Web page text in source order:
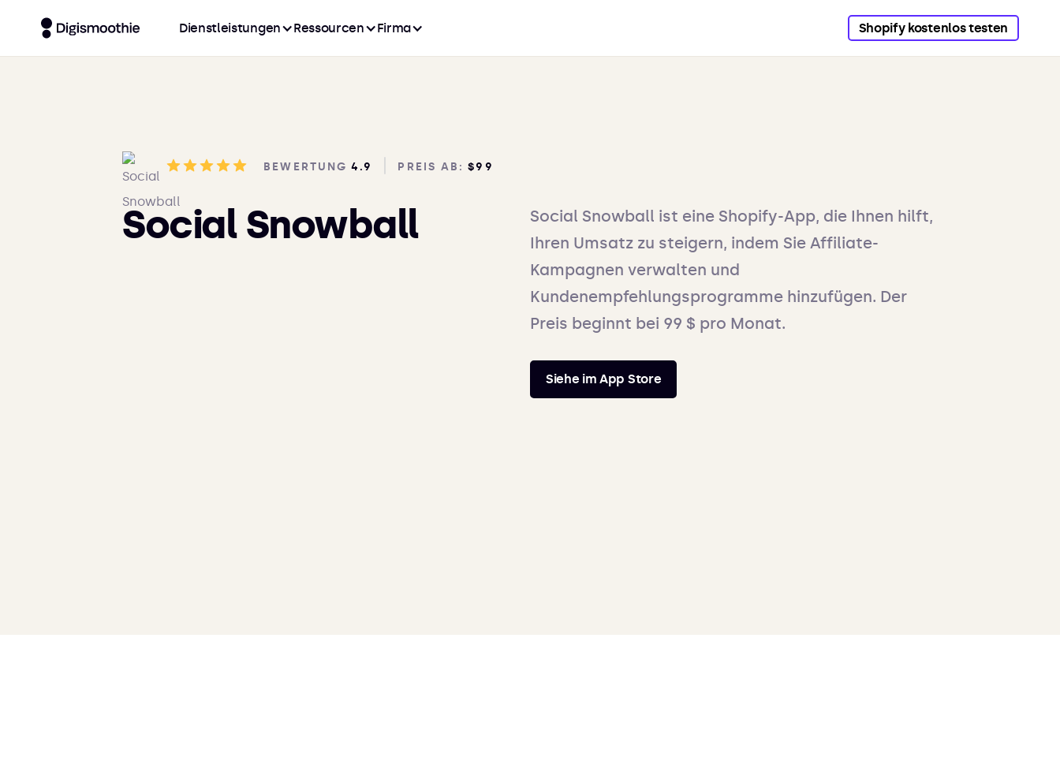
Dienstleistungen Ressourcen Firma Shopify kostenlos testen
BEWERTUNG 4.9 PREIS AB: $99
Social Snowball
Social Snowball ist eine Shopify-App, die Ihnen hilft,
Ihren Umsatz zu steigern, indem Sie Affiliate-
Kampagnen verwalten und
Kundenempfehlungsprogramme hinzufügen. Der
Preis beginnt bei 99 $ pro Monat.
Siehe im App Store